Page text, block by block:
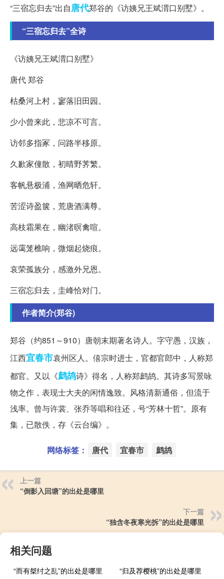
“三宿忘归去”出自唐代郑谷的《访姨兄王斌渭口别墅》。
“三宿忘归去”全诗
《访姨兄王斌渭口别墅》
唐代 郑谷
枯桑河上村，寥落旧田园。
少小曾来此，悲凉不可言。
访邻多指冢，问路半移原。
久歉家僮散，初晴野荠繁。
客帆悬极浦，渔网晒危轩。
苦涩诗盈箧，荒唐酒满尊。
高枝霜果在，幽渚暝禽喧。
远霭笼樵响，微烟起烧痕。
哀荣孤族分，感激外兄恩。
三宿忘归去，圭峰恰对门。
作者简介(郑谷)
郑谷（约851～910）唐朝末期著名诗人。字守愚，汉族，
江西宜春市袁州区人。僖宗时进士，官都官郎中，人称郑
都官。又以《鹧鸪诗》得名，人称郑鹧鸪。其诗多写景咏
物之作，表现士大夫的闲情逸致。风格清新通俗，但流于
浅率。曾与许裳、张乔等唱和往还，号“芳林十哲”。原有
集，已散佚，存《云台编》。
网络标签： 唐代 宜春市 鹧鸪
上一篇
“倒影入回塘”的出处是哪里
下一篇
“独含冬夜寒光拆”的出处是哪里
相关问题
“而有桀纣之乱”的出处是哪里 “归及荐樱桃”的出处是哪里